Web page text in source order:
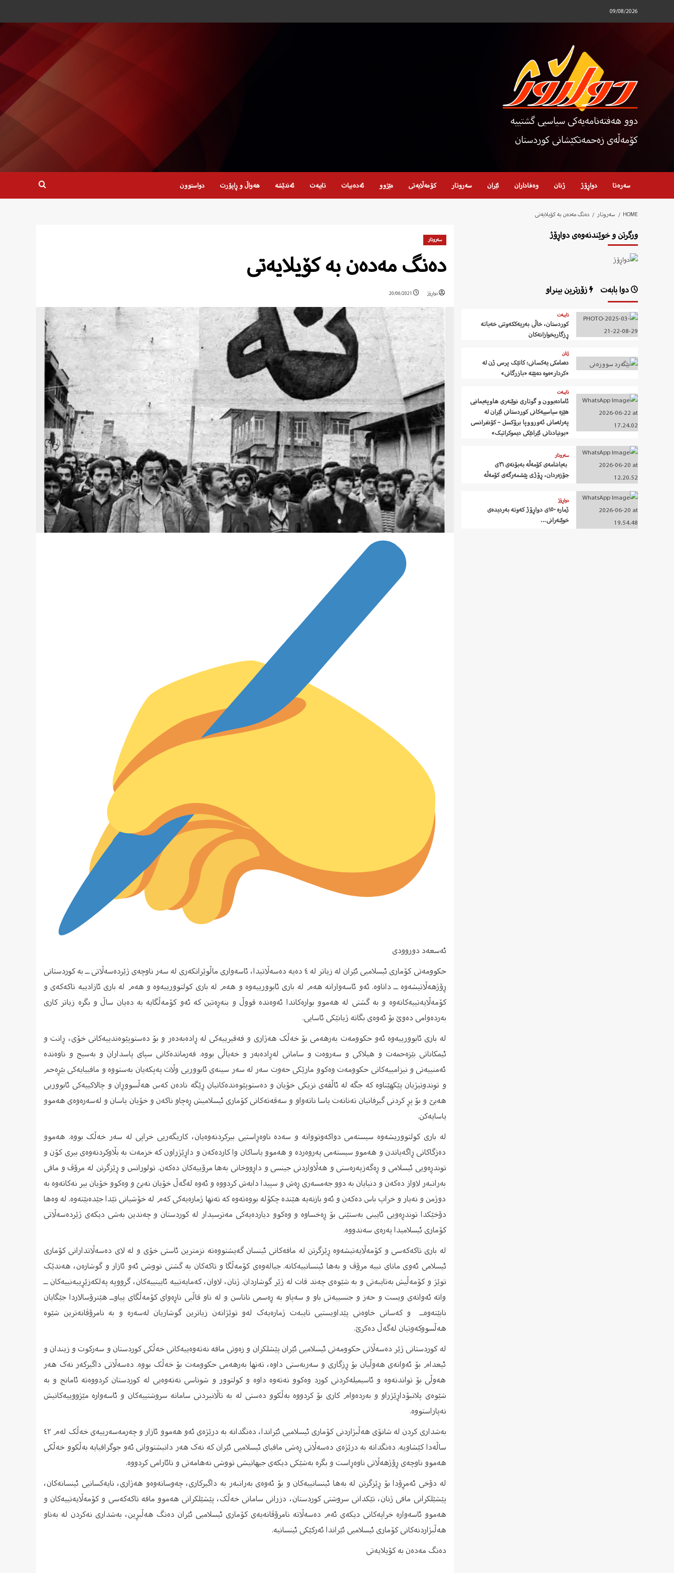
09/08/2026
دوو هەفتەنامەیەکی سیاسیی گشتییە
کۆمەڵەی زەحمەتکێشانی کوردستان
سەرەتا دواڕۆژ ژنان وەفاداران ئێران سەروتار کۆمەڵایەتی مێژوو ئەدەبیات تایبەت ئەندێشە هەواڵ و ڕاپۆرت دواستوون
HOME سەروتار دەنگ مەدەن بە کۆیلایەتی
سەروتار
دەنگ مەدەن بە کۆیلایەتی
دواڕۆژ 20/06/2021
ئەسعەد دوروودی
حکوومەتی کۆماری ئیسلامیی ئێران لە زیاتر لە ٤ دەیە دەسەڵاتیدا، ئاسەواری ماڵوێرانکەری لە سەر ناوچەی ژێردەسەڵاتی ــ بە کوردستانی
ڕۆژهەڵاتیشەوە ــ داناوە. ئەو ئاسەوارانە هەم لە باری ئابوورییەوە و هەم لە باری کولتوورییەوە و هەم لە باری ئازادییە تاکەکەی و
کۆمەڵایەتییەکانەوە و بە گشتی لە هەموو بوارەکاندا ئەوەندە قووڵ و بنەڕەتین کە ئەو کۆمەڵگایە بە دەیان ساڵ و بگرە زیاتر کاری
بەردەوامی دەوێ بۆ ئەوەی بگاتە ژیانێکی ئاسایی.
لە باری ئابوورییەوە ئەو حکوومەت بەرهەمی بۆ خەڵک هەژاری و فەقیرییەکی لە ڕادەبەدەر و بۆ دەستوپێوەندییەکانی خۆی، ڕانت و
ئیمکاناتی بێزەحمەت و هیلاکی و سەروەت و سامانی لەڕادەبەر و خەیاڵی بووە. فەرماندەکانی سپای پاسداران و بەسیج و ناوەندە
ئەمنییەتی و نیزامییەکانی حکوومەت وەکوو مارێکی حەوت سەر لە سەر سینەی ئابووریی وڵات پەپکەیان بەستووە و مافییایەکی بێڕەحم
و توندوتیژیان پێکهێناوە کە جگە لە ئاڵقەی نزیکی خۆیان و دەستوپێوەندەکانیان ڕێگە نادەن کەس هەڵسووڕان و چالاکییەکی ئابووریی
هەبێ و بۆ پڕ کردنی گیرفانیان تەنانەت یاسا ناتەواو و سەقەتەکانی کۆماری ئیسلامیش ڕەچاو ناکەن و خۆیان یاسان و لەسەرەوەی هەموو
یاسایەکن.
لە باری کولتووریشەوە سیستەمی دواکەوتووانە و سەدە ناوەڕاستیی بیرکردنەوەیان، کاریگەریی خراپی لە سەر خەڵک بووە. هەموو
دەزگاکانی ڕاگەیاندن و هەموو سیستەمی پەروەردە و هەموو یاساکان وا کاردەکەن و داڕێژراون کە خزمەت بە بڵاوکردنەوەی بیری کۆن و
توندڕەویی ئیسلامی و ڕەگەزپەرەستی و هەڵاواردنی جینسی و داڕووخانی بەها مرۆییەکان دەکەن. تولورانس و ڕێزگرتن لە مرۆڤ و مافی
بەرانبەر لاواز دەکەن و دنیایان بە دوو جەمسەری ڕەش و سپیدا دابەش کردووە و ئەوە لەگەڵ خۆیان نەبێ و وەکوو خۆیان بیر نەکاتەوە بە
دوژمن و نەیار و خراپ باس دەکەن و ئەو بازنەیە هێندە چکۆلە بووەتەوە کە تەنها ژمارەیەکی کەم لە خۆشیانی تێدا جێدەبێتەوە. لە وەها
دۆخێکدا توندڕەویی ئایینی بەستێنی بۆ ڕەخساوە و وەکوو دیاردەیەکی مەترسیدار لە کوردستان و چەندین بەشی دیکەی ژێردەسەڵاتی
کۆماری ئیسلامیدا پەرەی سەندووە.
لە باری تاکەکەسی و کۆمەڵایەتیشەوە ڕێزگرتن لە مافەکانی ئینسان گەیشتووەتە نزمترین ئاستی خۆی و لە لای دەسەڵاتدارانی کۆماری
ئیسلامی ئەوی مانای نییە مرۆڤ و بەها ئینسانییەکانە. جیالەوەی کۆمەڵگا و تاکەکان بە گشتی تووشی ئەو ئازار و گوشارەن، هەندێک
توێژ و کۆمەڵیش بەتایبەتی و بە شێوەی چەند قات لە ژێر گوشاردان. ژنان، لاوان، کەمایەتییە ئایینییەکان، گرووپە پەلکەزێڕییەنییەکان ــ
واتە ئەوانەی ویست و حەز و جنسییەتی باو و سەپاو بە ڕەسمی ناناسن و لە ناو قاڵبی ناڕەوای کۆمەڵگای پیاوــ هێترۆسالاردا جێگایان
نابێتەوەــ و کەسانی خاوەنی پێداویستیی تایبەت ژمارەیەک لەو توێژانەن زیاترین گوشاریان لەسەرە و بە نامرۆڤانەترین شێوە
هەڵسووکەوتیان لەگەڵ دەکرێ.
لە کوردستانی ژێر دەسەڵاتی حکوومەتی ئیسلامیی ئێران پێشلکران و زەوتی مافە نەتەوەییەکانی خەڵکی کوردستان و سەرکوت و زیندان و
ئیعدام بۆ ئەوانەی هەوڵیان بۆ ڕزگاری و سەربەستی داوە، تەنها بەرهەمی حکوومەت بۆ خەڵک بووە. دەسەڵاتی داگیرکەر نەک هەر
هەوڵی بۆ تواندنەوە و ئاسیمیلەکردنی کورد وەکوو نەتەوە داوە و کولتوور و شوناسی نەتەوەیی لە کوردستان کردووەتە ئامانج و بە
شێوەی پلانبۆداڕێژراو و بەردەوام کاری بۆ کردووە بەڵکوو دەستی لە بە تاڵانبردنی سامانە سروشتییەکان و ئاسەوارە مێژووییەکانیش
نەپاراستووە.
بەشداری کردن لە شانۆی هەڵبژاردنی کۆماری ئیسلامیی ئێراندا، دەنگدانە بە درێژەی ئەو هەموو ئازار و چەرمەسەرییەی خەڵک لەم ٤٢
ساڵەدا کێشاویە. دەنگدانە بە درێژەی دەسەڵاتی ڕەشی مافیای ئیسلامیی ئێران کە نەک هەر دانیشتووانی ئەو جوگرافیایە بەڵکوو خەڵکی
هەموو ناوچەی ڕۆژهەڵاتی ناوەڕاست و بگرە بەشێکی دیکەی جیهانیشی تووشی نەهامەتی و نائارامی کردووە.
لە دۆخی ئەمڕۆدا بۆ ڕێزگرتن لە بەها ئینسانییەکان و بۆ ئەوەی بەرانبەر بە داگیرکاری، چەوسانەوەو هەژاری، نایەکسانیی ئینسانەکان،
پێشێلکرانی مافی ژنان، تێکدانی سروشتی کوردستان، دزرانی سامانی خەڵک، پێشێلکرانی هەموو مافە تاکەکەسی و کۆمەڵایەتییەکان و
هەموو ئاسەوارە خراپەکانی دیکەی ئەم دەسەڵاتە نامرۆڤانەیەی کۆماری ئیسلامیی ئێران دەنگ هەڵبڕین، بەشداری نەکردن لە بەناو
هەڵبژاردنەکانی کۆماری ئیسلامیی ئێراندا ئەرکێکی ئینسانیە.
دەنگ مەدەن بە کۆیلایەتی
ورگرتن و خوێندنەوەی دواڕۆژ
دوا بابەت زۆرترین بینراو
تایبەت
کوردستان، خاڵی بەریەککەوتنی خەباتە
ڕزگاریخوازانەکان
ژنان
دەمامکی یەکسانی: کاتێک پرسی ژن لە
«کردار»ەوە دەبێتە «بازرگانی»
تایبەت
ئامادەبوون و گوتاری نوێنەری هاوپەیمانیی
هێزە سیاسییەکانی کوردستانی ئێران لە
پەرلەمانی ئەورووپا برۆکسل – کۆنفرانسی
«بونیادنانی ئێرانێکی دیموکراتیک»
سەروتار
‍ بەیاننامەی کۆمەڵە بەبۆنەی ٣١ی
جۆزەردان، ڕۆژی پێشمەرگەی کۆمەڵە
دواڕۆژ
ژمارە ١٥٠ی دواڕۆژ کەوتە بەردیدەی
خوێنەرانی…